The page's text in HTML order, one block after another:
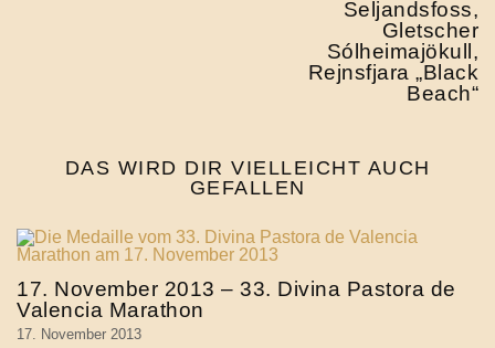
Seljandsfoss,
Gletscher
Sólheimajökull,
Rejnsfjara „Black
Beach“
DAS WIRD DIR VIELLEICHT AUCH
GEFALLEN
17. November 2013 – 33. Divina Pastora de
Valencia Marathon
17. November 2013